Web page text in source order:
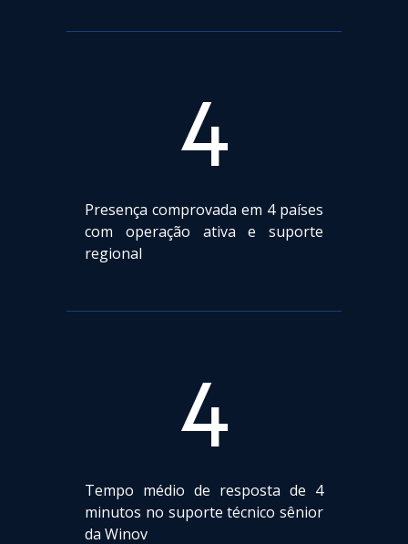
4
Presença comprovada em 4 países
com operação ativa e suporte
regional
4
Tempo médio de resposta de 4
minutos no suporte técnico sênior
da Winov